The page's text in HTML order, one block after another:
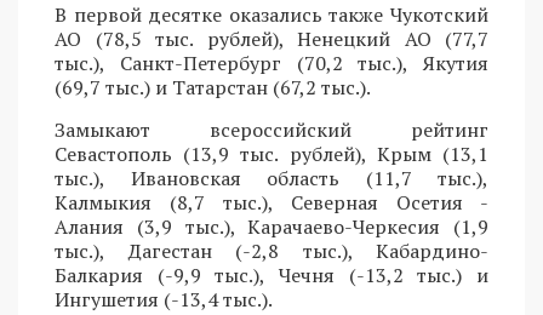
В первой десятке оказались также Чукотский
АО (78,5 тыс. рублей), Ненецкий АО (77,7
тыс.), Санкт-Петербург (70,2 тыс.), Якутия
(69,7 тыс.) и Татарстан (67,2 тыс.).
Замыкают всероссийский рейтинг
Севастополь (13,9 тыс. рублей), Крым (13,1
тыс.), Ивановская область (11,7 тыс.),
Калмыкия (8,7 тыс.), Северная Осетия -
Алания (3,9 тыс.), Карачаево-Черкесия (1,9
тыс.), Дагестан (-2,8 тыс.), Кабардино-
Балкария (-9,9 тыс.), Чечня (-13,2 тыс.) и
Ингушетия (-13,4 тыс.).